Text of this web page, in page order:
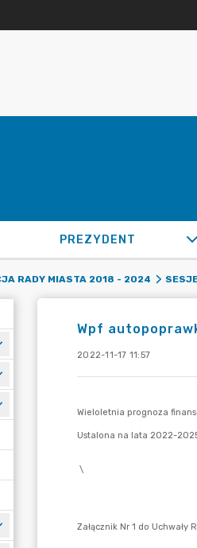
PREZYDENT
RADY MIASTA 2018 - 2024
Wpf
2022-11-17 11:57